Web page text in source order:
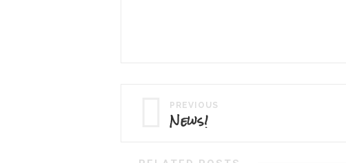
PREVIOUS
News!